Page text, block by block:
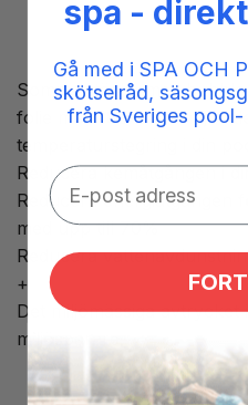
Sommar täcke med
folie med 180 micron
temperaturstegring i din
Reducera kemåtgången i
Reducera energiåtgången
med upp till 70%
Reducera
+
Det miljömässiga avtrycket
miljösparare.
spa -
Gå med i SPA OCH
skötselråd,
från Sveriges pool-